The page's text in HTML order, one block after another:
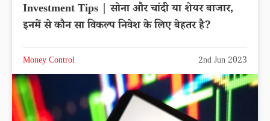
Investment Tips | सोना और चांदी या शेयर बाजार,
इनमें से कौन सा विकल्प निवेश के लिए बेहतर है?
Money Control 2nd Jun 2023